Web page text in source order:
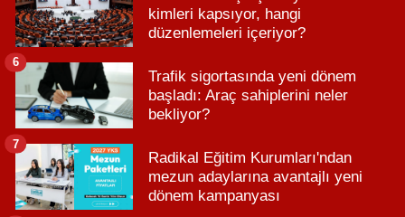
kimleri kapsıyor, hangi
düzenlemeleri içeriyor?
Trafik sigortasında yeni dönem
başladı: Araç sahiplerini neler
bekliyor?
6
Radikal Eğitim Kurumları'ndan
mezun adaylarına avantajlı yeni
dönem kampanyası
7